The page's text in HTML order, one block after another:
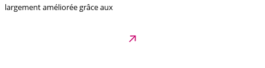
largement améliorée grâce aux